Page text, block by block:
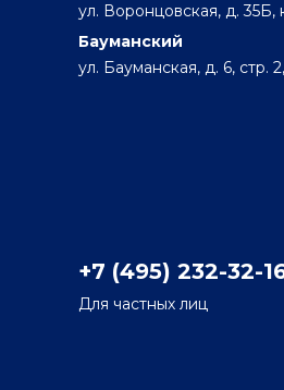
ул. Воронцовская, д. 35Б,
Бауманский
ул. Бауманская, д. 6, стр.
+7 (495) 232-32-
Для частных лиц